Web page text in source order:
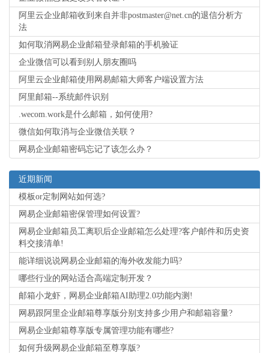
阿里云企业邮箱收到来自并非postmaster@net.cn的退信分析方
法
如何取消网易企业邮箱登录邮箱的手机验证
企业微信可以看到别人朋友圈吗
阿里云企业邮箱使用网易邮箱大师客户端设置方法
阿里邮箱--系统邮件识别
.wecom.work是什么邮箱，如何使用?
微信如何取消与企业微信关联？
网易企业邮箱密码忘记了该怎么办？
近期新闻
模板or定制网站如何选?
网易企业邮箱密保管理如何设置?
网易企业邮箱员工离职后企业邮箱怎么处理?客户邮件和历史资
料交接清单!
能详细说说网易企业邮箱的海外收发能力吗?
哪些行业的网站适合高端定制开发？
邮箱小龙虾，网易企业邮箱AI助理2.0功能内测!
网易跟阿里企业邮箱尊享版分别支持多少用户和邮箱容量?
网易企业邮箱尊享版专属管理功能有哪些?
如何升级网易企业邮箱至尊享版?